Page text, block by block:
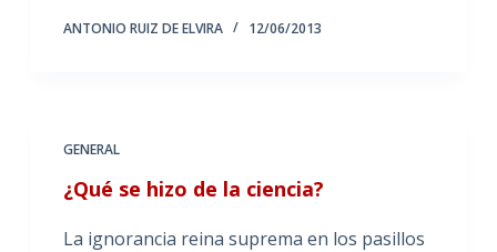
ANTONIO RUIZ DE ELVIRA 12/06/2013
GENERAL
¿Qué se hizo de la ciencia?
La ignorancia reina suprema en los pasillos